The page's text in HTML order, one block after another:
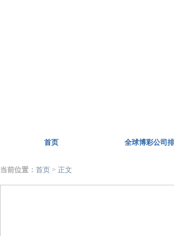
首页 全球博彩公司
当前位置： 首页 > 正文